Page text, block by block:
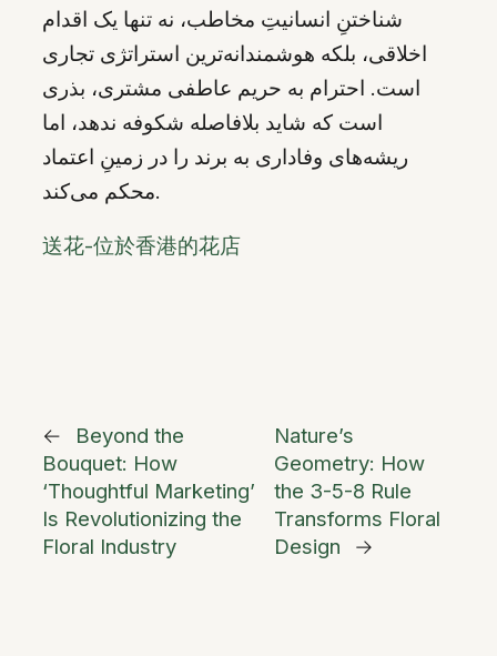
شناختنِ انسانیتِ مخاطب، نه تنها یک اقدام
اخلاقی، بلکه هوشمندانه‌ترین استراتژی تجاری
است. احترام به حریم عاطفی مشتری، بذری
است که شاید بلافاصله شکوفه ندهد، اما
ریشه‌های وفاداری به برند را در زمینِ اعتماد
محکم می‌کند.
送花-位於香港的花店
←
Beyond the
Bouquet: How
‘Thoughtful Marketing’
Is Revolutionizing the
Floral Industry
Nature’s
Geometry: How
the 3-5-8 Rule
Transforms Floral
Design
→